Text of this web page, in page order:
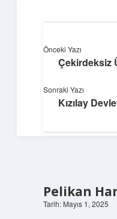
Yumuşak
Dijital
Pelikan
Tarih: Mayıs 1, 2025
Önceki Yazı
Çekirdeksiz
Sonraki Yazı
Kızılay